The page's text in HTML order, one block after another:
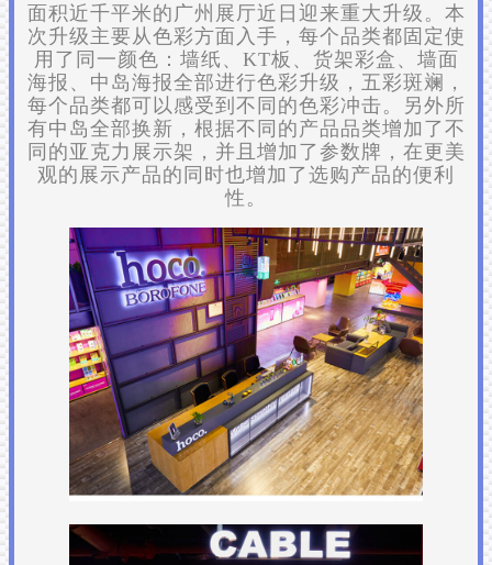
面积近千平米的广州展厅近日迎来重大升级。本
次升级主要从色彩方面入手，每个品类都固定使
用了同一颜色：墙纸、KT板、货架彩盒、墙面
海报、中岛海报全部进行色彩升级，五彩斑斓，
每个品类都可以感受到不同的色彩冲击。另外所
有中岛全部换新，根据不同的产品品类增加了不
同的亚克力展示架，并且增加了参数牌，在更美
观的展示产品的同时也增加了选购产品的便利
性。